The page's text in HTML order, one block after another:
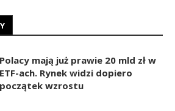
Polacy mają już prawie 20 mld zł w
ETF-ach. Rynek widzi dopiero
początek wzrostu